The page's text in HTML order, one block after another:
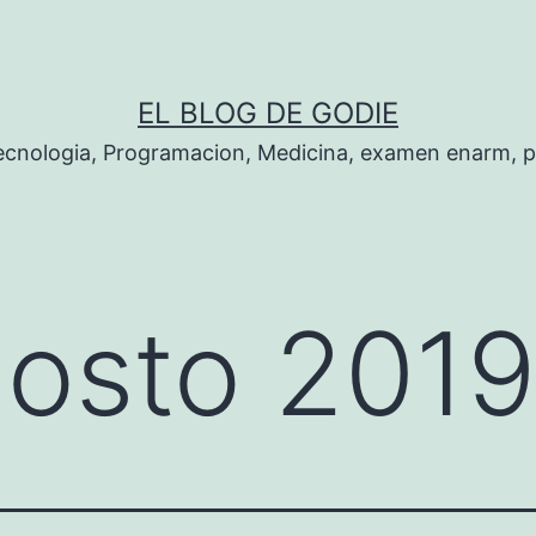
EL BLOG DE GODIE
Programacion, Medicina, examen enarm,
2019